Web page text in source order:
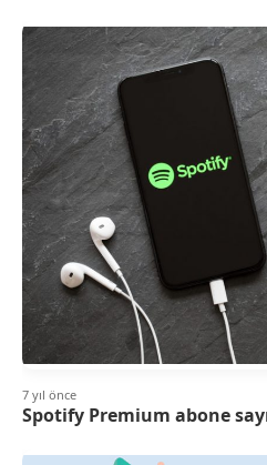
7 yıl önce
Spotify Premium abone